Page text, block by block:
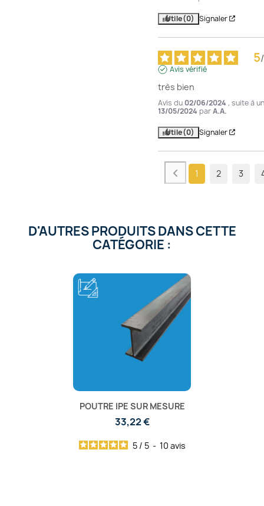
Utile(0) Signaler
5/
Avis vérifié
très bien
Avis du 02/06/2024 , suite à
13/05/2024 parA.A.
Utile(0) Signaler
1 2 3
D'AUTRES PRODUITS DANS CETTE
CATÉGORIE :
POUTRE IPE SUR MESURE
33,22 €
5 / 5 - 10 avis